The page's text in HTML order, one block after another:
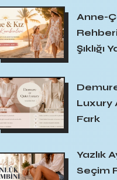
Anne-
Şıklığı
Luxury
Fark
Yazlık
Seçim